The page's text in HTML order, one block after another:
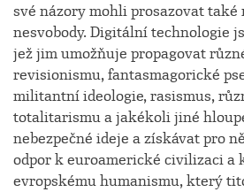
své názory mohli prosazovat
nesvobody. Digitální technologie
jež jim umožňuje propagovat
revisionismu, fantasmagorické
militantní ideologie, rasismus,
totalitarismu a jakékoli jiné
nebezpečné ideje a získávat pro
odpor k euroamerické civilizaci a
evropskému humanismu, který